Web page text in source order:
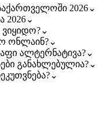
2026⌄
2026⌄
ვიყიდო?⌄
ონლაინ?⌄
ალტერნატივა?⌄
განახლებულია?⌄
⌄